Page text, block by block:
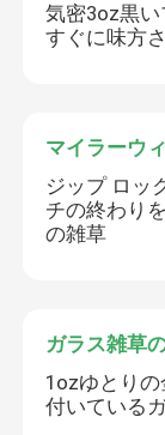
気密3oz黒
すぐに味方
マイラーウ
ジップ ロッ
チの終わり
の雑草
ガラス雑草
1ozゆとり
付いている